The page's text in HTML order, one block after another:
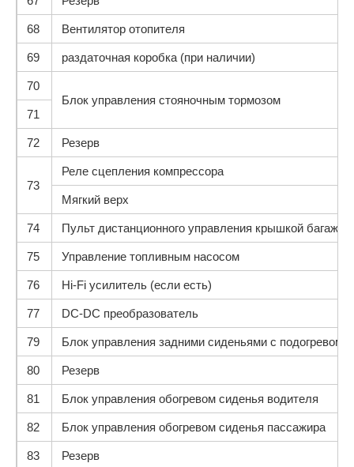
68 Вентилятор отопителя
69 раздаточная коробка (при наличии)
70
Блок управления стояночным тормозом
71
72 Резерв
73
Реле сцепления компрессора
Мягкий верх
74 Пульт дистанционного управления крышкой
75 Управление топливным насосом
76 Hi-Fi усилитель (если есть)
77 DC-DC преобразователь
79 Блок управления задними сиденьями с подогревом
80 Резерв
81 Блок управления обогревом сиденья водителя
82 Блок управления обогревом сиденья пассажира
83 Резерв